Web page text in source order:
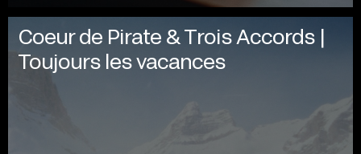
Coeur de Pirate & Trois Accords |
Toujours les vacances